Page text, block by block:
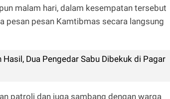
malam hari, dalam kesempatan tersebut
pesan pesan Kamtibmas secara langsung
Dua Pengedar Sabu Dibekuk di Pagar
patroli dan juga sambang dengan warga